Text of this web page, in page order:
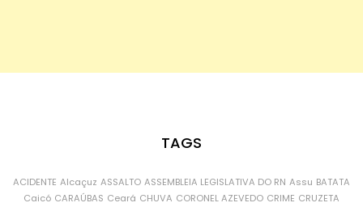
TAGS
ACIDENTE Alcaçuz ASSALTO ASSEMBLEIA LEGISLATIVA DO RN Assu BATATA
Caicó CARAÚBAS Ceará CHUVA CORONEL AZEVEDO CRIME CRUZETA